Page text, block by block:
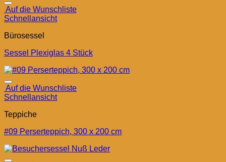
Auf die Wunschliste
Schnellansicht
Bürosessel
Sessel Plexiglas 4 Stück
Auf die Wunschliste
Schnellansicht
Teppiche
#09 Perserteppich, 300 x 200 cm